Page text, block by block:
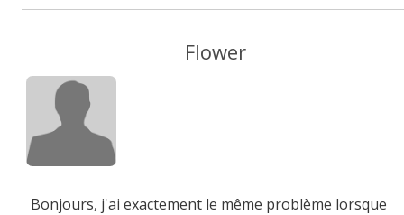
Flower
Bonjours, j'ai exactement le même problème lorsque